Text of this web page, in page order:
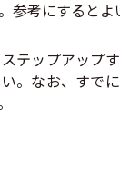
考にするとよ
テップアップ
。なお、すで